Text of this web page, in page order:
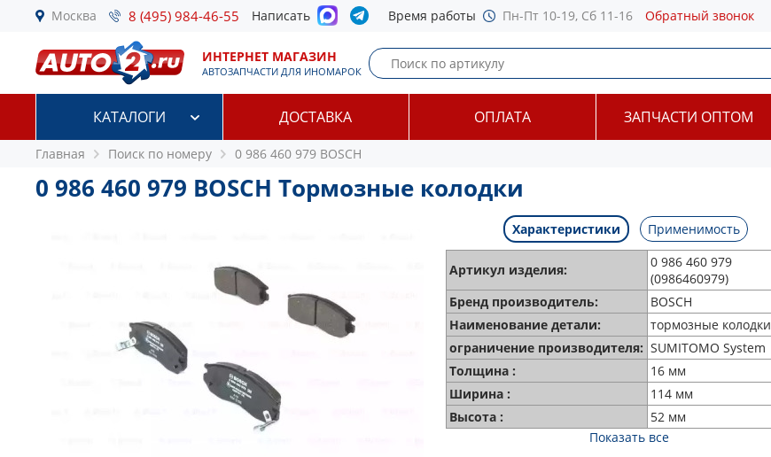
Москва 8 (495) 984-46-55 Написать Время работы Пн-Пт 10-19, Сб 11-16 Обратный звонок
ИНТЕРНЕТ МАГАЗИН
АВТОЗАПЧАСТИ ДЛЯ ИНОМАРОК
КАТАЛОГИ ДОСТАВКА ОПЛАТА ЗАПЧАСТИ ОПТОМ
Главная Поиск по номеру 0 986 460 979 BOSCH
0 986 460 979 BOSCH Тормозные колодки
Характеристики Применимость
Артикул изделия:
0 986 460 979
(0986460979)
Бренд производитель:
BOSCH
Наименование детали:
тормозные колодки
ограничение производителя: SUMITOMO System
Толщина :
16 мм
Ширина :
114 мм
Высота :
52 мм
Показать все